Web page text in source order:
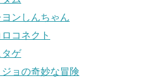
ンしんちゃん
コネクト
ゲ
ョの奇妙な冒険